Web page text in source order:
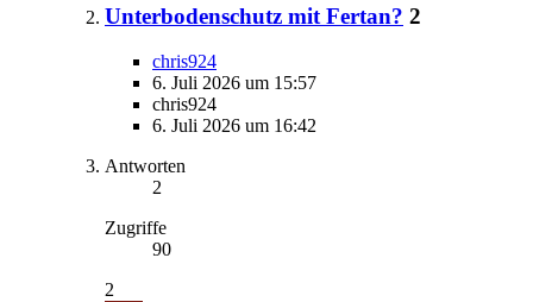
Unterbodenschutz mit Fertan? 2
chris924
6. Juli 2026 um 15:57
chris924
6. Juli 2026 um 16:42
Antworten
2
Zugriffe
90
2